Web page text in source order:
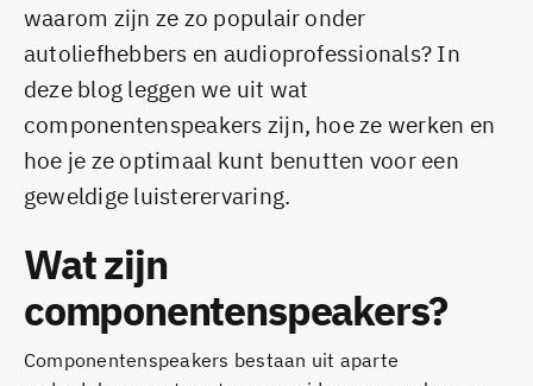
waarom zijn ze zo populair onder
autoliefhebbers en audioprofessionals? In
deze blog leggen we uit wat
componentenspeakers zijn, hoe ze werken en
hoe je ze optimaal kunt benutten voor een
geweldige luisterervaring.
Wat zijn
componentenspeakers?
Componentenspeakers bestaan uit aparte